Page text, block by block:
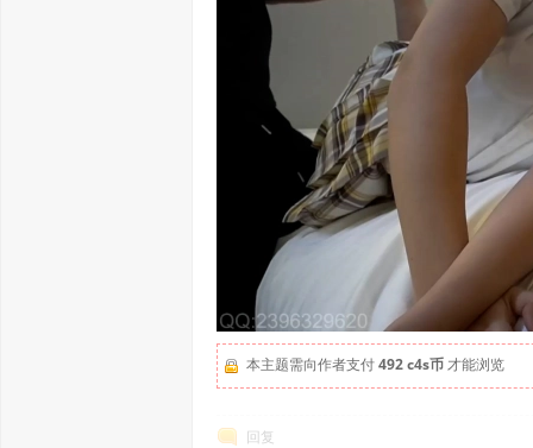
本主题需向作者支付492 c4s币才能浏览
回复